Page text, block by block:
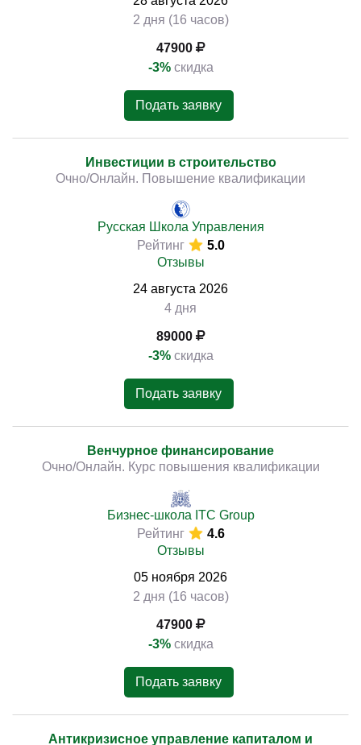
2 дня (16 часов)
47900
-3% скидка
Подать заявку
Инвестиции в строительство
Очно/Онлайн. Повышение квалификации
Русская Школа Управления
Рейтинг
5.0
Отзывы
24 августа 2026
4 дня
89000
-3% скидка
Подать заявку
Венчурное финансирование
Очно/Онлайн. Курс повышения квалификации
Бизнес-школа ITC Group
Рейтинг
4.6
Отзывы
05 ноября 2026
2 дня (16 часов)
47900
-3% скидка
Подать заявку
Антикризисное управление капиталом и